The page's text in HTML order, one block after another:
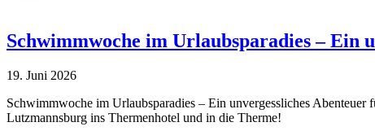
Schwimmwoche im Urlaubsparadies – Ein
19. Juni 2026
Schwimmwoche im Urlaubsparadies – Ein unvergessliches Abenteuer
Lutzmannsburg ins Thermenhotel und in die Therme!